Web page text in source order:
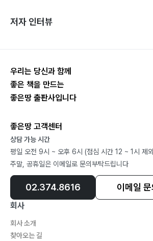
저자 인터뷰
우리는 당신과 함께
좋은 책을 만드는
좋은땅 출판사입니다
좋은땅 고객센터
상담 가능 시간
평일 오전 9시 ~ 오후 6시 (점심 시간 12 ~ 1시 제
주말, 공휴일은 이메일로 문의부탁드립니다
02.374.8616 이메일 문
회사
회사 소개
찾아오는 길